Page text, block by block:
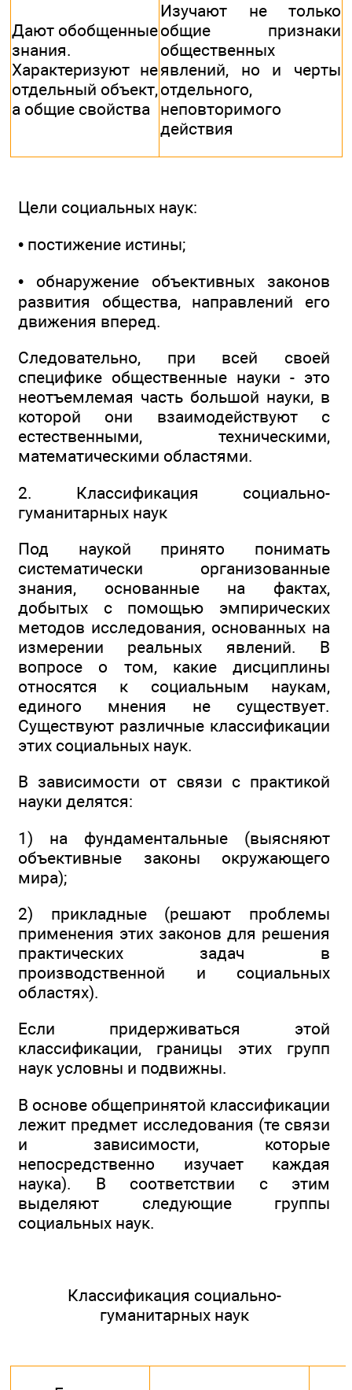
Дают обобщенные
знания.
Характеризуют не
отдельный объект,
а общие свойства
Изучают не только
общие признаки
общественных
явлений, но и черты
отдельного,
неповторимого
действия
Цели социальных наук:
• постижение истины;
• обнаружение объективных законов
развития общества, направлений его
движения вперед.
Следовательно, при всей своей
специфике общественные науки - это
неотъемлемая часть большой науки, в
которой они взаимодействуют с
естественными, техническими,
математическими областями.
2. Классификация социально-
гуманитарных наук
Под наукой принято понимать
систематически организованные
знания, основанные на фактах,
добытых с помощью эмпирических
методов исследования, основанных на
измерении реальных явлений. В
вопросе о том, какие дисциплины
относятся к социальным наукам,
единого мнения не существует.
Существуют различные классификации
этих социальных наук.
В зависимости от связи с практикой
науки делятся:
1) на фундаментальные (выясняют
объективные законы окружающего
мира);
2) прикладные (решают проблемы
применения этих законов для решения
практических задач в
производственной и социальных
областях).
Если придерживаться этой
классификации, границы этих групп
наук условны и подвижны.
В основе общепринятой классификации
лежит предмет исследования (те связи
и зависимости, которые
непосредственно изучает каждая
наука). В соответствии с этим
выделяют следующие группы
социальных наук.
Классификация социально-
гуманитарных наук